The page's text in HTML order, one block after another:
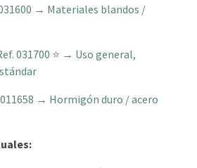
→ Materiales blandos /
031700 ⭐ → Uso general,
→ Hormigón duro / acero